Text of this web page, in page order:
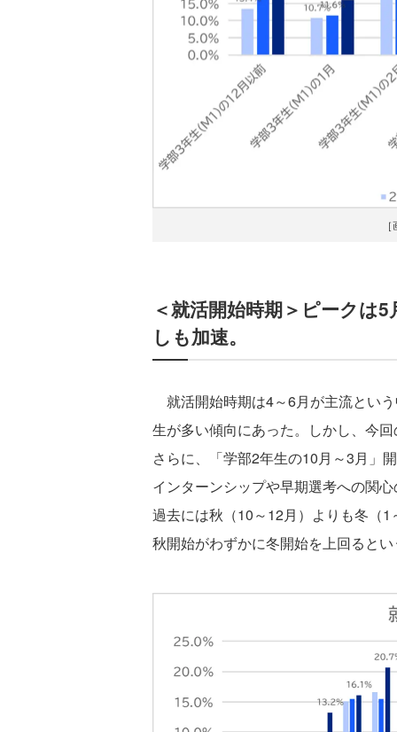
＜就活開始時期＞ピークは
しも加速。
就活開始時期は4～6月が主流とい
生が多い傾向にあった。しかし、今
さらに、「学部2年生の10月～3月」
インターンシップや早期選考への関
過去には秋（10～12月）よりも冬（
秋開始がわずかに冬開始を上回ると